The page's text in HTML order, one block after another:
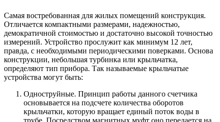
Самая востребованная для жилых помещений конструкция.
Отличается компактными размерами, надежностью,
демократичной стоимостью и достаточно высокой точностью
измерений. Устройство прослужит как минимум 12 лет,
правда, с необходимыми периодическими поверками. Основа
конструкции, небольшая турбинка или крыльчатка,
определяют тип прибора. Так называемые крыльчатые
устройства могут быть:
Одноструйные. Принцип работы данного счетчика
основывается на подсчете количества оборотов
крыльчатки, которую вращает единый поток воды в
трубе. Посредством магнитных муфт оно передается на